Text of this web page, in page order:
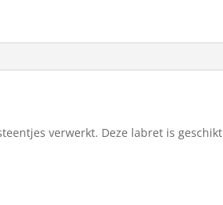
verwerkt. Deze labret is geschikt